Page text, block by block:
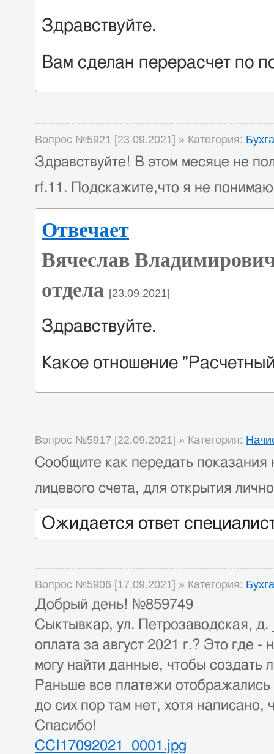
Здравствуйте.
Вам сделан перерасчет по
Вопрос №5921 [23.09.2021] » Категория:
Здравствуйте! В этом месяце не
rf.11. Подскажите,что я не
Отвечает
Вячеслав
отдела [23.09.2021]
Здравствуйте.
Какое отношение
Вопрос №5917 [22.09.2021] » Категория:
Сообщите как передать
лицевого счета, для открытия
Ожидается ответ
Вопрос №5906 [17.09.2021] » Категория:
Добрый день! №859749
Сыктывкар, ул. Петрозаводская,
оплата за август 2021 г.? Это
могу найти данные, чтобы создать
Раньше все платежи
до сих пор там нет, хотя написано,
Спасибо!
CCI17092021_0001.jpg